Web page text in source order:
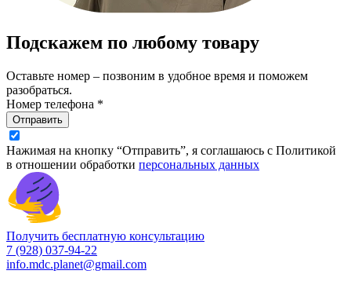
Подскажем по любому товару
Оставьте номер – позвоним в удобное время и поможем
разобраться.
Номер телефона *
Отправить
Нажимая на кнопку “Отправить”, я соглашаюсь с Политикой
в отношении обработки персональных данных
Получить бесплатную консультацию
7 (928) 037-94-22
info.mdc.planet@gmail.com